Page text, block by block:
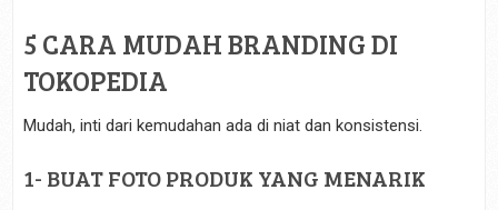
5 CARA MUDAH BRANDING DI
TOKOPEDIA
Mudah, inti dari kemudahan ada di niat dan konsistensi.
1- BUAT FOTO PRODUK YANG MENARIK